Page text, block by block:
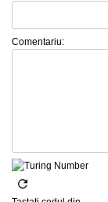
Comentariu: